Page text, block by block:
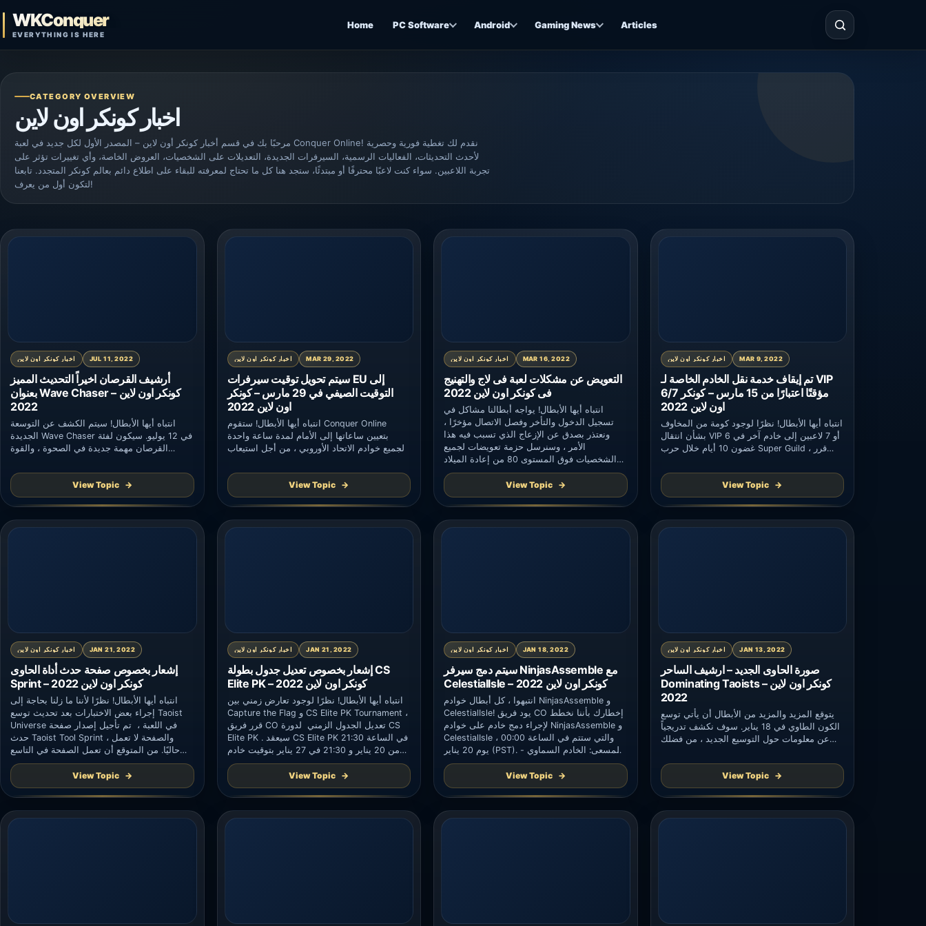
WKConquer
EVERYTHING IS HERE
Home PC Software Android Gaming News Articles
Open search
CATEGORY OVERVIEW
اخبار كونكر اون لاين
مرحبًا بك في قسم أخبار كونكر أون لاين – المصدر الأول لكل جديد في لعبة Conquer Online! نقدم لك تغطية فورية وحصرية
لأحدث التحديثات، الفعاليات الرسمية، السيرفرات الجديدة، التعديلات على الشخصيات، العروض الخاصة، وأي تغييرات تؤثر على
تجربة اللاعبين. سواء كنت لاعبًا محترفًا أو مبتدئًا، ستجد هنا كل ما تحتاج لمعرفته للبقاء على اطلاع دائم بعالم كونكر المتجدد. تابعنا
لتكون أول من يعرف!
اخبار كونكر اون لاين JUL 11, 2022
أرشيف القرصان اخيراً التحديث المميز
بعنوان Wave Chaser – كونكر اون لاين
2022
انتباه أيها الأبطال! سيتم الكشف عن التوسعة
الجديدة Wave Chaser في 12 يوليو. سيكون لفئة
القرصان مهمة جديدة في الصحوة ، والقوة
التعليمات س: يحتاج الأبطال إلى خبرة تدريب
القوة الجوية لترقية مستوى القوة الجوية والإبحار
، كيف يحصلون على خبرة تدريب القوة الجوية؟
ج: استهلك الحماس للحصول على […]
View Topic
اخبار كونكر اون لاين MAR 29, 2022
سيتم تحويل توقيت سيرفرات EU إلى
التوقيت الصيفي في 29 مارس – كونكر
اون لاين 2022
انتباه أيها الأبطال! ستقوم Conquer Online
بتعيين ساعاتها إلى الأمام لمدة ساعة واحدة
لجميع خوادم الاتحاد الأوروبي ، من أجل استيعاب
مارس ، سيتم تعديل جميع أوقات خادم الاتحاد
الأوروبي لمطابقة التوقيت الصيفي. يرجى تدوين
هذا التغيير والتخطيط وفقًا لذلك.
View Topic
اخبار كونكر اون لاين MAR 16, 2022
التعويض عن مشكلات لعبة فى لاج والتهنيج
فى كونكر اون لاين 2022
انتباه أيها الأبطال! يواجه أبطالنا مشاكل في
تسجيل الدخول والتأخر وفصل الاتصال مؤخرًا ،
ونعتذر بصدق عن الإزعاج الذي تسبب فيه هذا
الأمر ، وسنرسل حزمة تعويضات لجميع
الشخصيات فوق المستوى 80 من إعادة الميلاد
الأول في جميع الخوادم ، يرجى تذكر تسجيل
الدخول إلى اللعبة بعد 15 مارس. للحصول عليه.
محتويات التعويض هي كما […]
View Topic
اخبار كونكر اون لاين MAR 9, 2022
تم إيقاف خدمة نقل الخادم الخاصة لـ VIP
6/7 مؤقتًا اعتبارًا من 15 مارس – كونكر
اون لاين 2022
انتباه أيها الأبطال! نظرًا لوجود كومة من المخاوف
بشأن انتقال VIP 6 أو 7 لاعبين إلى خادم آخر في
غضون 10 أيام خلال حرب Super Guild ، قرر
حتى نهاية الحدث. بدءًا من 15 مارس ، لم يعد
بإمكان اللاعبين VIP 6 و 7 […]
View Topic
اخبار كونكر اون لاين JAN 21, 2022
إشعار بخصوص صفحة حدث أداة الحاوى
Sprint – كونكر اون لاين 2022
انتباه أيها الأبطال! نظرًا لأننا ما زلنا بحاجة إلى
إجراء بعض الاختبارات بعد تحديث توسع Taoist
Universe في اللعبة ، تم تأجيل إصدار صفحة
حدث Taoist Tool Sprint ، والصفحة لا تعمل
حاليًا. من المتوقع أن تعمل الصفحة في التاسع
عشر من كانون الثاني (يناير) ، وسنخبرك عندما
تصبح جاهزة. لن تتأثر نقاط ترقية أداة حاوى
اللاعبين. نأسف للإزعاج […]
View Topic
اخبار كونكر اون لاين JAN 21, 2022
إشعار بخصوص تعديل جدول بطولة CS
Elite PK – كونكر اون لاين 2022
انتباه أيها الأبطال! نظرًا لوجود تعارض زمني بين
Capture the Flag و CS Elite PK Tournament ،
قرر فريق CO تعديل الجدول الزمني لدورة CS
Elite PK . سيعقد CS Elite PK في الساعة 21:30
من 20 يناير و 21:30 في 27 يناير بتوقيت خادم
الولايات المتحدة (5:30 21 يناير و 5:30 بتوقيت
28 يناير بتوقيت خادم الاتحاد […]View Topic
اخبار كونكر اون لاين JAN 18, 2022
سيتم دمج سيرفر NinjasAssemble مع
CelestialIsle – كونكر اون لاين 2022
انتبهوا ، كل أبطال خوادم NinjasAssemble و
CelestialIsle! يود فريق CO إخطارك بأننا نخطط
لإجراء دمج خادم على خوادم NinjasAssemble و
CelestialIsle ، والتي ستتم في الساعة 00:00
يوم 20 يناير (PST). المسعى: الخادم السماوي -
> تجميع النينجا لن يمكن الوصول إلى الخوادم
المتأثرة أثناء الدمج. بعد اكتمال الدمج ، يمكن
لجميع الأبطال تسجيل الدخول إلى […]
View Topic
اخبار كونكر اون لاين JAN 13, 2022
صورة الحاوى الجديد – ارشيف الساحر
Dominating Taoists – كونكر اون لاين
2022
يتوقع المزيد والمزيد من الأبطال أن يأتي توسع
الكون الطاوي في 18 يناير. سوف نكشف تدريجياً
عن معلومات حول التوسيع الجديد ، من فضلك
للطاوي مظهر جديد! ملاحظة: ربما لا تزال هناك
تغييرات قبل إصدار التوسيع ، يرجى الرجوع إلى
الإصدار النهائي.
View Topic